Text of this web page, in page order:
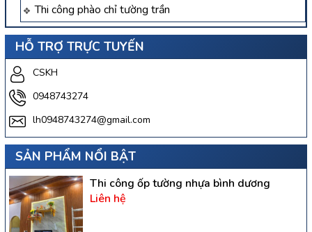
Thi công phào chỉ tường trần
HỖ TRỢ TRỰC TUYẾN
CSKH
0948743274
lh0948743274@gmail.com
SẢN PHẨM NỔI BẬT
Thi công ốp tường nhựa bình dương
Liên hệ